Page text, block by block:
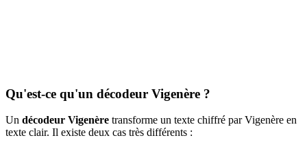
Qu'est-ce qu'un décodeur Vigenère ?
Un décodeur Vigenère transforme un texte chiffré par Vigenère en
texte clair. Il existe deux cas très différents :